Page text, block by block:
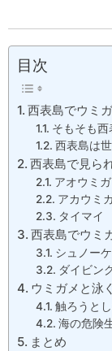
目次
西表島でウミ
そもそも西
西表島は
西表島で見ら
アオウミ
アカウミ
タイマイ
西表島でウミ
シュノー
ダイビン
ウミガメと泳
触ろうとし
海の危険
まとめ